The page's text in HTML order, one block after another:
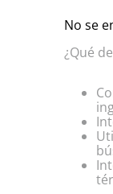
No se
¿Qué